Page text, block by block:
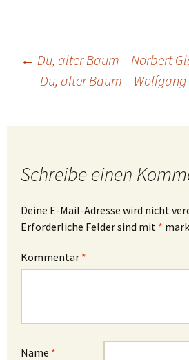
← Du, alter Baum – Norbert
Du, alter Baum –
Schreibe einen
Deine E-Mail-Adresse wird nicht
Erforderliche Felder sind mit *
Kommentar *
Name *